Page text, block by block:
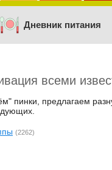
Дневник питания
всеми
пинки, предлагаем
(2262)